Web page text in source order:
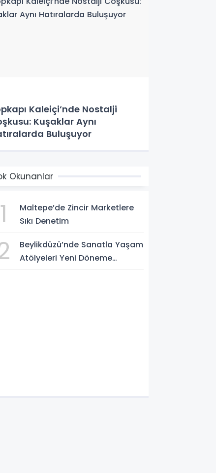
Kaleiçi’nde Nostalji
Kuşaklar Aynı
Buluşuyor
Okunanlar
1
Maltepe’de Zincir Marketlere
Sıkı Denetim
Beylikdüzü’nde Sanatla Yaşam
Atölyeleri Yeni Döneme